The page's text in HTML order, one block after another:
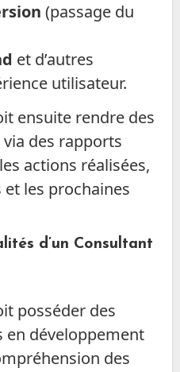
(passage du
et d’autres
utilisateur.
ensuite rendre des
des rapports
actions réalisées,
les prochaines
d’un Consultant
posséder des
en développement
des